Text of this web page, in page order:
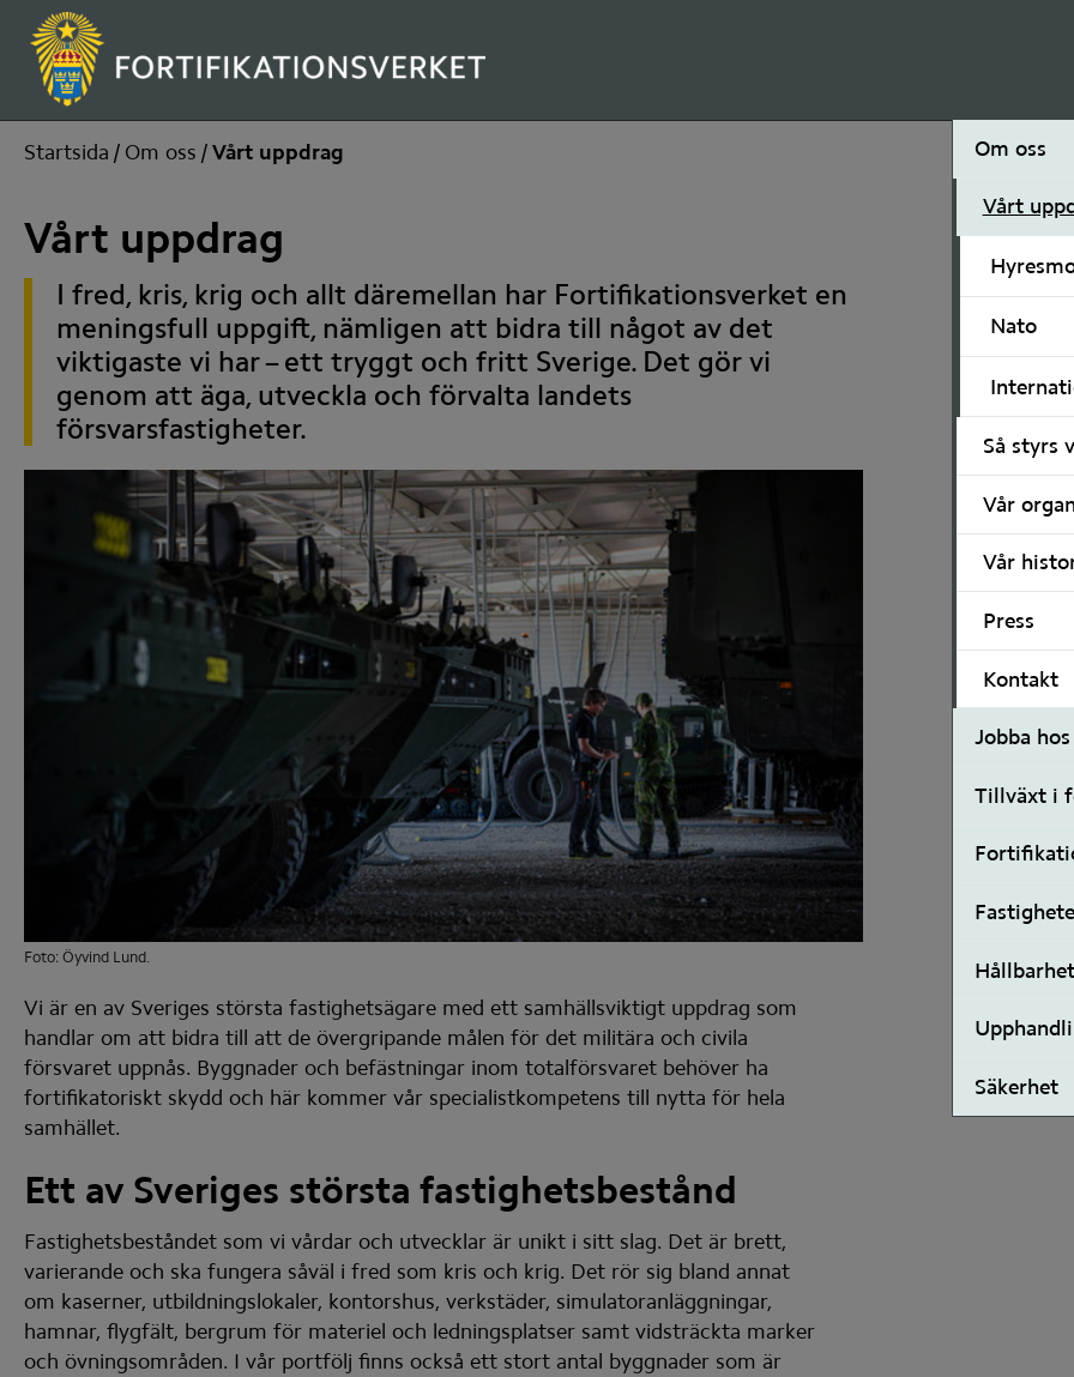
Om oss
Vårt
Nato
Så styrs
Vår
Vår
Press
Kontakt
Jobba
Tillväxt i
Hållbarhet
Säkerhet
Startsida / Om oss /Vårt uppdrag
Vårt uppdrag
I fred, kris, krig och allt däremellan har Fortifikationsverket en
meningsfull uppgift, nämligen att bidra till något av det
viktigaste vi har – ett tryggt och fritt Sverige. Det gör vi
genom att äga, utveckla och förvalta landets
försvarsfastigheter.
Foto: Öyvind Lund.
Vi är en av Sveriges största fastighetsägare med ett samhällsviktigt uppdrag som
handlar om att bidra till att de övergripande målen för det militära och civila
försvaret uppnås. Byggnader och befästningar inom totalförsvaret behöver ha
fortifikatoriskt skydd och här kommer vår specialistkompetens till nytta för hela
samhället.
Ett av Sveriges största fastighetsbestånd
Fastighetsbeståndet som vi vårdar och utvecklar är unikt i sitt slag. Det är brett,
varierande och ska fungera såväl i fred som kris och krig. Det rör sig bland annat
om kaserner, utbildningslokaler, kontorshus, verkstäder, simulatoranläggningar,
hamnar, flygfält, bergrum för materiel och ledningsplatser samt vidsträckta marker
och övningsområden. I vår portfölj finns också ett stort antal byggnader som är